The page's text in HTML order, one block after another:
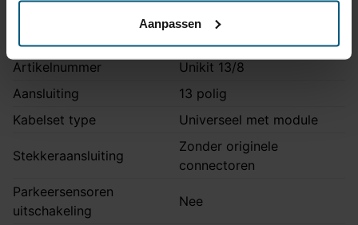
Aanpassen
Kabelset specificatie
Artikelnummer
Unikit 13/8
Aansluiting
13 polig
Kabelset type
Universeel met module
Stekkeraansluiting
Zonder originele
connectoren
Parkeersensoren
uitschakeling
Nee